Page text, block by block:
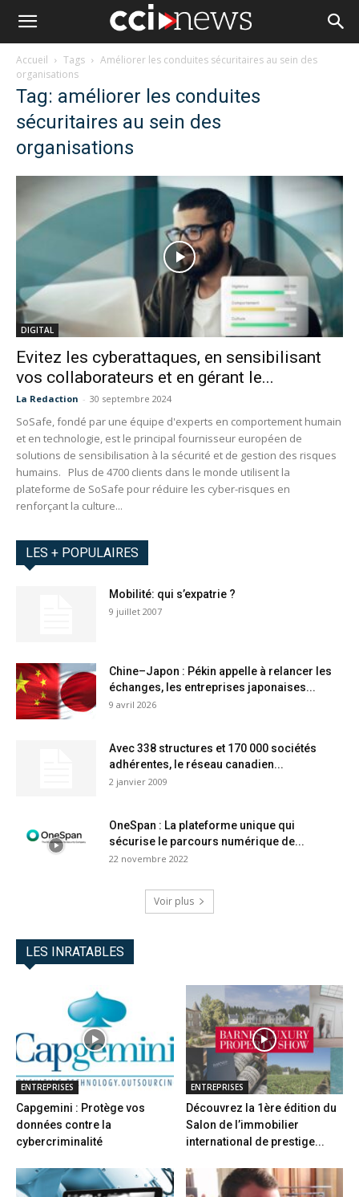
Accueil Tags
Améliorer les conduites sécuritaires au sein des
organisations
Tag: améliorer les conduites
sécuritaires au sein des
organisations
DIGITAL
Evitez les cyberattaques, en sensibilisant
vos collaborateurs et en gérant le...
La Redaction - 30 septembre 2024
SoSafe, fondé par une équipe d'experts en comportement humain
et en technologie, est le principal fournisseur européen de
solutions de sensibilisation à la sécurité et de gestion des risques
humains. Plus de 4700 clients dans le monde utilisent la
plateforme de SoSafe pour réduire les cyber-risques en
renforçant la culture...
LES + POPULAIRES
Mobilité: qui s’expatrie ?
9 juillet 2007
Chine–Japon : Pékin appelle à relancer les
échanges, les entreprises japonaises...
9 avril 2026
Avec 338 structures et 170 000 sociétés
adhérentes, le réseau canadien...
2 janvier 2009
OneSpan : La plateforme unique qui
sécurise le parcours numérique de...
22 novembre 2022
Voir plus
LES INRATABLES
ENTREPRISES
Capgemini : Protège vos
données contre la
cybercriminalité
ENTREPRISES
Découvrez la 1ère édition du
Salon de l’immobilier
international de prestige...